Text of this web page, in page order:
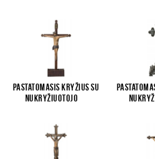
Pastatomasis kryžius su
Nukryžiuotojo